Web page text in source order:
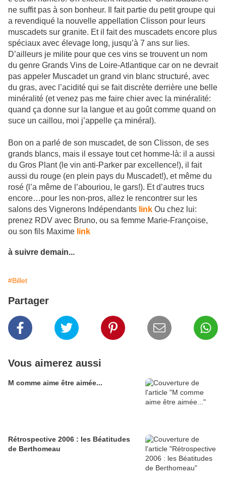
ne suffit pas à son bonheur. Il fait partie du petit groupe qui
a revendiqué la nouvelle appellation Clisson pour leurs
muscadets sur granite. Et il fait des muscadets encore plus
spéciaux avec élevage long, jusqu’à 7 ans sur lies.
D’ailleurs je milite pour que ces vins se trouvent un nom
du genre Grands Vins de Loire-Atlantique car on ne devrait
pas appeler Muscadet un grand vin blanc structuré, avec
du gras, avec l’acidité qui se fait discrète derrière une belle
minéralité (et venez pas me faire chier avec la minéralité:
quand ça donne sur la langue et au goût comme quand on
suce un caillou, moi j’appelle ça minéral).
Bon on a parlé de son muscadet, de son Clisson, de ses
grands blancs, mais il essaye tout cet homme-là: il a aussi
du Gros Plant (le vin anti-Parker par excellence!), il fait
aussi du rouge (en plein pays du Muscadet!), et même du
rosé (l’a même de l’abouriou, le gars!). Et d’autres trucs
encore…pour les non-pros, allez le rencontrer sur les
salons des Vignerons Indépendants link Ou chez lui:
prenez RDV avec Bruno, ou sa femme Marie-Françoise,
ou son fils Maxime link
à suivre demain...
#Billet
Partager
Vous aimerez aussi
M comme aime être aimée...
Rétrospective 2006 : les Béatitudes
de Berthomeau